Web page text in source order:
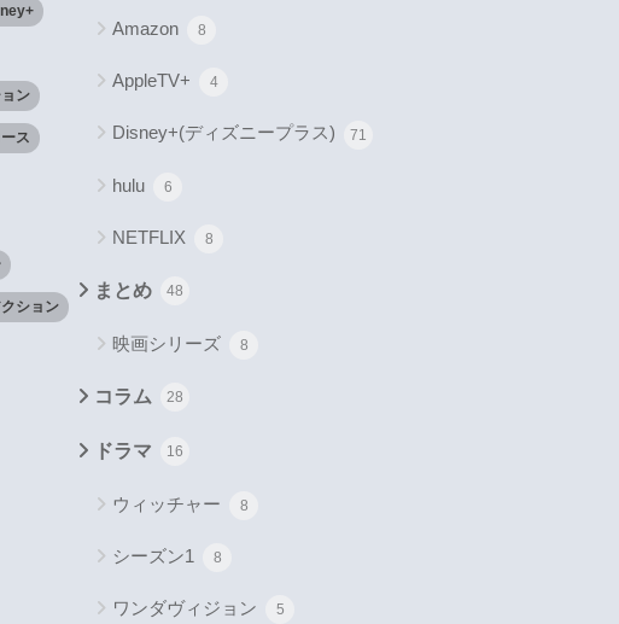
ン
ス
ション
Amazon 8
AppleTV+ 4
Disney+(ディズニープラス) 71
hulu 6
NETFLIX 8
まとめ 48
映画シリーズ 8
コラム 28
ドラマ 16
ウィッチャー 8
シーズン1 8
ワンダヴィジョン 5